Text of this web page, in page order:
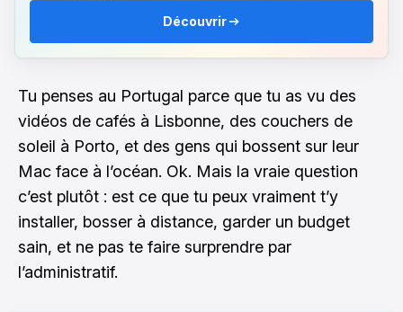
Découvrir
Tu penses au Portugal parce que tu as vu des
vidéos de cafés à Lisbonne, des couchers de
soleil à Porto, et des gens qui bossent sur leur
Mac face à l’océan. Ok. Mais la vraie question
c’est plutôt : est ce que tu peux vraiment t’y
installer, bosser à distance, garder un budget
sain, et ne pas te faire surprendre par
l’administratif.